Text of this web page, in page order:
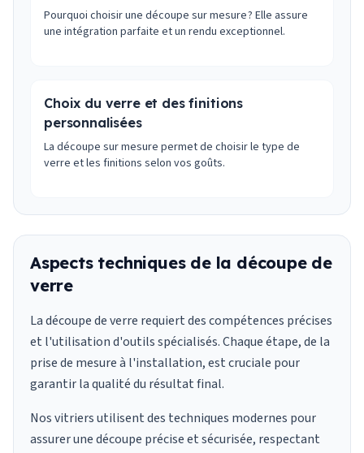
Pourquoi choisir une découpe sur mesure ? Elle assure
une intégration parfaite et un rendu exceptionnel.
Choix du verre et des finitions
personnalisées
La découpe sur mesure permet de choisir le type de
verre et les finitions selon vos goûts.
Aspects techniques de la découpe de
verre
La découpe de verre requiert des compétences précises
et l'utilisation d'outils spécialisés. Chaque étape, de la
prise de mesure à l'installation, est cruciale pour
garantir la qualité du résultat final.
Nos vitriers utilisent des techniques modernes pour
assurer une découpe précise et sécurisée, respectant